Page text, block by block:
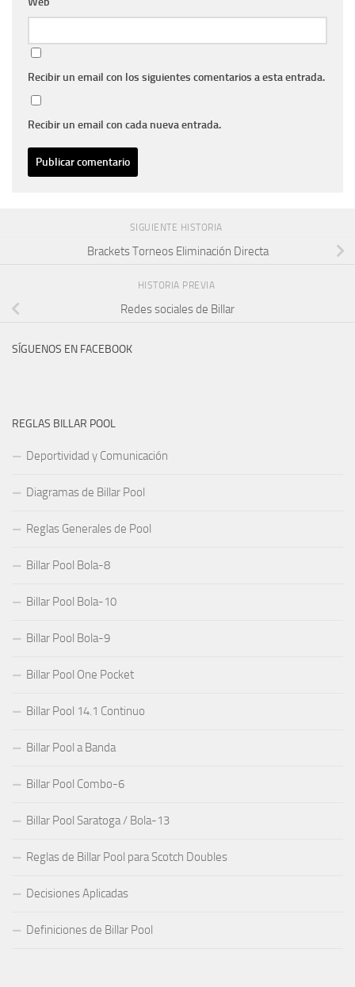
Recibir un email con los siguientes comentarios a esta entrada.
Recibir un email con cada nueva entrada.
SIGUIENTE HISTORIA
Brackets Torneos Eliminación Directa
HISTORIA PREVIA
Redes sociales de Billar
SÍGUENOS EN FACEBOOK
REGLAS BILLAR POOL
Deportividad y Comunicación
Diagramas de Billar Pool
Reglas Generales de Pool
Billar Pool Bola-8
Billar Pool Bola-10
Billar Pool Bola-9
Billar Pool One Pocket
Billar Pool 14.1 Continuo
Billar Pool a Banda
Billar Pool Combo-6
Billar Pool Saratoga / Bola-13
Reglas de Billar Pool para Scotch Doubles
Decisiones Aplicadas
Definiciones de Billar Pool